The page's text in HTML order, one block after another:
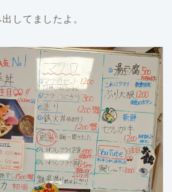
してましたよ。